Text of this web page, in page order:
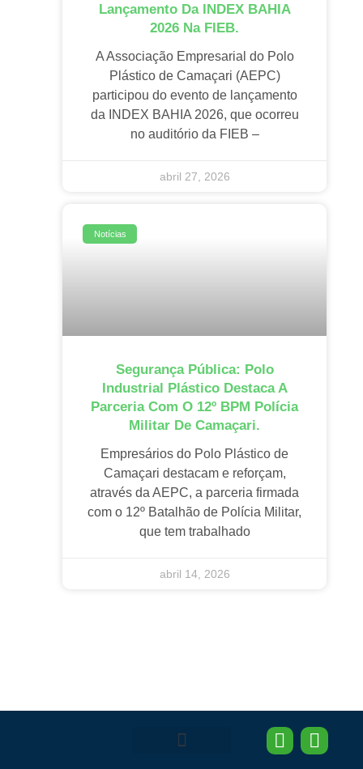
Lançamento Da INDEX BAHIA
2026 Na FIEB.
A Associação Empresarial do Polo
Plástico de Camaçari (AEPC)
participou do evento de lançamento
da INDEX BAHIA 2026, que ocorreu
no auditório da FIEB –
abril 27, 2026
Notícias
Segurança Pública: Polo
Industrial Plástico Destaca A
Parceria Com O 12º BPM Polícia
Militar De Camaçari.
Empresários do Polo Plástico de
Camaçari destacam e reforçam,
através da AEPC, a parceria firmada
com o 12º Batalhão de Polícia Militar,
que tem trabalhado
abril 14, 2026
I
n
L
i